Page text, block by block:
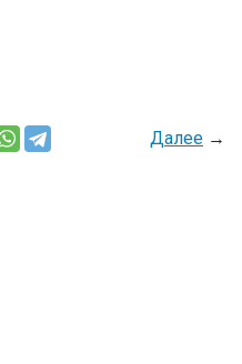
Далее →